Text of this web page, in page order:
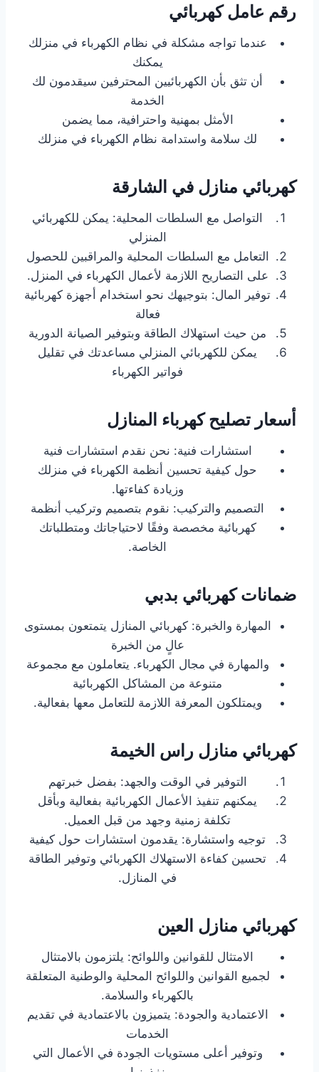
رقم عامل كهربائي
عندما تواجه مشكلة في نظام الكهرباء في منزلك
يمكنك
أن تثق بأن الكهربائيين المحترفين سيقدمون لك
الخدمة
الأمثل بمهنية واحترافية، مما يضمن
لك سلامة واستدامة نظام الكهرباء في منزلك
كهربائي منازل في الشارقة
التواصل مع السلطات المحلية: يمكن للكهربائي
المنزلي
التعامل مع السلطات المحلية والمراقبين للحصول
على التصاريح اللازمة لأعمال الكهرباء في المنزل.
توفير المال: بتوجيهك نحو استخدام أجهزة كهربائية
فعالة
من حيث استهلاك الطاقة وبتوفير الصيانة الدورية
يمكن للكهربائي المنزلي مساعدتك في تقليل
فواتير الكهرباء
أسعار تصليح كهرباء المنازل
استشارات فنية: نحن نقدم استشارات فنية
حول كيفية تحسين أنظمة الكهرباء في منزلك
وزيادة كفاءتها.
التصميم والتركيب: نقوم بتصميم وتركيب أنظمة
كهربائية مخصصة وفقًا لاحتياجاتك ومتطلباتك
الخاصة.
ضمانات كهربائي بدبي
المهارة والخبرة: كهربائي المنازل يتمتعون بمستوى
عالٍ من الخبرة
والمهارة في مجال الكهرباء. يتعاملون مع مجموعة
متنوعة من المشاكل الكهربائية
ويمتلكون المعرفة اللازمة للتعامل معها بفعالية.
كهربائي منازل راس الخيمة
التوفير في الوقت والجهد: بفضل خبرتهم
يمكنهم تنفيذ الأعمال الكهربائية بفعالية وبأقل
تكلفة زمنية وجهد من قبل العميل.
توجيه واستشارة: يقدمون استشارات حول كيفية
تحسين كفاءة الاستهلاك الكهربائي وتوفير الطاقة
في المنازل.
كهربائي منازل العين
الامتثال للقوانين واللوائح: يلتزمون بالامتثال
لجميع القوانين واللوائح المحلية والوطنية المتعلقة
بالكهرباء والسلامة.
الاعتمادية والجودة: يتميزون بالاعتمادية في تقديم
الخدمات
وتوفير أعلى مستويات الجودة في الأعمال التي